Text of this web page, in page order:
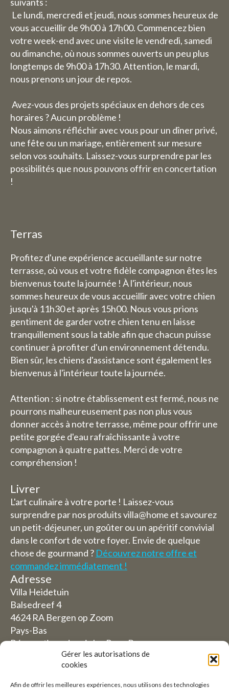
Gérer les autorisations de
cookies
Afin de offrir les meilleures expériences, nous utilisons des technologies
Le lundi, mercredi et jeudi, nous sommes heureux de
vous accueillir de 9h00 à 17h00. Commencez bien
votre week-end avec une visite le vendredi, samedi
ou dimanche, où nous sommes ouverts un peu plus
longtemps de 9h00 à 17h30. Attention, le mardi,
nous prenons un jour de repos.
Avez-vous des projets spéciaux en dehors de ces
horaires ? Aucun problème !
Nous aimons réfléchir avec vous pour un dîner privé,
une fête ou un mariage, entièrement sur mesure
selon vos souhaits. Laissez-vous surprendre par les
possibilités que nous pouvons offrir en concertation
!
Terras
Profitez d'une expérience accueillante sur notre
terrasse, où vous et votre fidèle compagnon êtes les
bienvenus toute la journée ! À l'intérieur, nous
sommes heureux de vous accueillir avec votre chien
jusqu'à 11h30 et après 15h00. Nous vous prions
gentiment de garder votre chien tenu en laisse
tranquillement sous la table afin que chacun puisse
continuer à profiter d'un environnement détendu.
Bien sûr, les chiens d'assistance sont également les
bienvenus à l'intérieur toute la journée.
Attention : si notre établissement est fermé, nous ne
pourrons malheureusement pas non plus vous
donner accès à notre terrasse, même pour offrir une
petite gorgée d'eau rafraîchissante à votre
compagnon à quatre pattes. Merci de votre
compréhension !
Livrer
L'art culinaire à votre porte ! Laissez-vous
surprendre par nos produits villa@home et savourez
un petit-déjeuner, un goûter ou un apéritif convivial
dans le confort de votre foyer. Envie de quelque
chose de gourmand ? Découvrez notre offre et
commandez immédiatement !
Adresse
Villa Heidetuin
Balsedreef 4
4624 RA Bergen op Zoom
Pays-Bas
Réservations depuis les Pays-Bas
06-19117004